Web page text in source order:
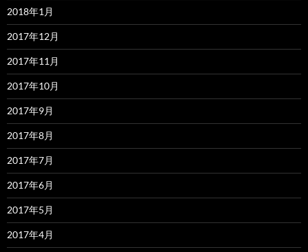
2018年1月
2017年12月
2017年11月
2017年10月
2017年9月
2017年8月
2017年7月
2017年6月
2017年5月
2017年4月